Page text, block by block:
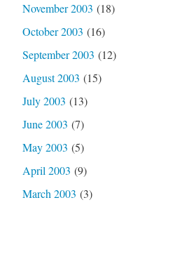
November 2003 (18)
October 2003 (16)
September 2003 (12)
August 2003 (15)
July 2003 (13)
June 2003 (7)
May 2003 (5)
April 2003 (9)
March 2003 (3)